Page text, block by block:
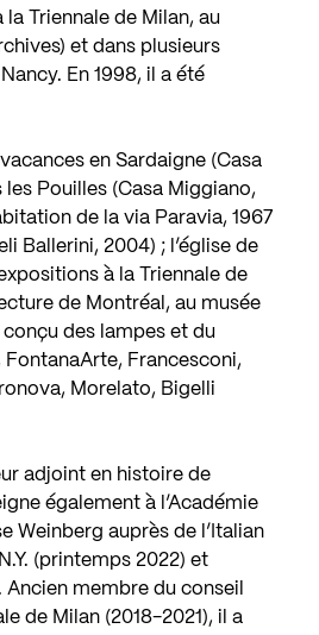
la Triennale de Milan, au
et dans plusieurs
En 1998, il a été
en Sardaigne (Casa
les Pouilles (Casa Miggiano,
de la via Paravia, 1967
Ballerini, 2004) ; l’église de
à la Triennale de
de Montréal, au musée
des lampes et du
Francesconi,
Morelato, Bigelli
adjoint en histoire de
également à l’Académie
Weinberg auprès de l’Italian
(printemps 2022) et
membre du conseil
de Milan (2018-2021), il a